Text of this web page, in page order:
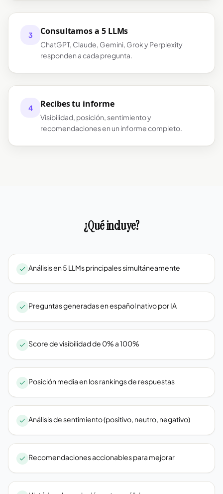
3 Consultamos a 5 LLMs
ChatGPT, Claude, Gemini, Grok y Perplexity
responden a cada pregunta.
4 Recibes tu informe
Visibilidad, posición, sentimiento y
recomendaciones en un informe completo.
¿Qué incluye?
Análisis en 5 LLMs principales simultáneamente
Preguntas generadas en español nativo por IA
Score de visibilidad de 0% a 100%
Posición media en los rankings de respuestas
Análisis de sentimiento (positivo, neutro, negativo)
Recomendaciones accionables para mejorar